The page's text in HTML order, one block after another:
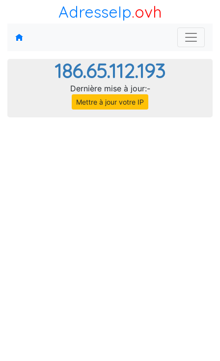
AdresseIp.ovh
186.65.112.193
Dernière mise à jour:-
Mettre à jour votre IP